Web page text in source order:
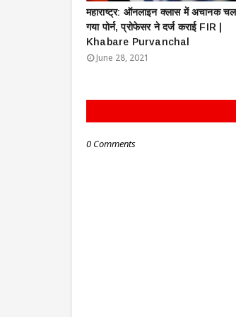
महाराष्ट्र: ऑनलाइन क्लास में अचानक चल
गया पोर्न, प्रोफेसर ने दर्ज कराई FIR |
Khabare Purvanchal
June 28, 2021
0 Comments